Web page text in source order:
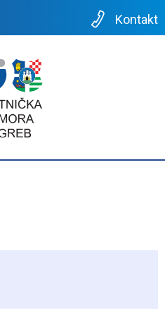
Kontakt